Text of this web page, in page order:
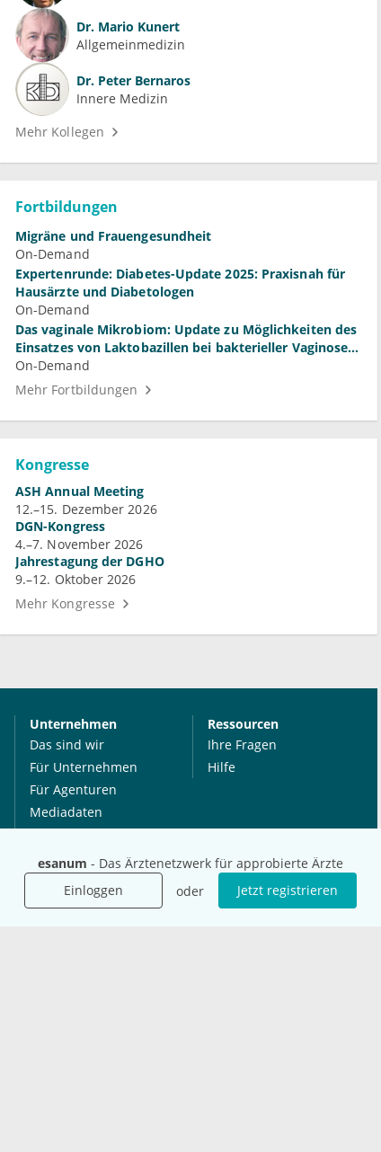
esanum - Das Ärztenetzwerk für approbierte Ärzte
Einloggen
oder Jetzt registrieren
Dr. Mario Kunert
Allgemeinmedizin
Dr. Peter Bernaros
Innere Medizin
Mehr Kollegen
Fortbildungen
Migräne und Frauengesundheit
On-Demand
Expertenrunde: Diabetes-Update 2025: Praxisnah für
Hausärzte und Diabetologen
On-Demand
Das vaginale Mikrobiom: Update zu Möglichkeiten des
Einsatzes von Laktobazillen bei bakterieller Vaginose
und Vulvovaginalkandidose
On-Demand
Mehr Fortbildungen
Kongresse
ASH Annual Meeting
12.–15. Dezember 2026
DGN-Kongress
4.–7. November 2026
Jahrestagung der DGHO
9.–12. Oktober 2026
Mehr Kongresse
Unternehmen
Das sind wir
Für Unternehmen
Für Agenturen
Mediadaten
Karriere
Ressourcen
Ihre Fragen
Hilfe